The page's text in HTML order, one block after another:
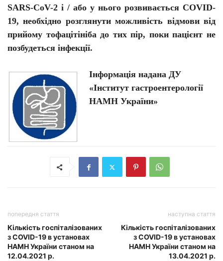
SARS-CoV-2 і / або у нього розвивається COVID-
19, необхідно розглянути можливість відмови від
прийому тофацітінібадо тих пір, поки пацієнт не
позбудеться інфекції.
Інформація надана ДУ
«Інститут гастроентерології
НАМН України»
попередня стаття
Кількість госпіталізованих
з COVID-19 в установах
НАМН України станом на
12.04.2021 р.
наступна стаття
Кількість госпіталізованих
з COVID-19 в установах
НАМН України станом на
13.04.2021 р.